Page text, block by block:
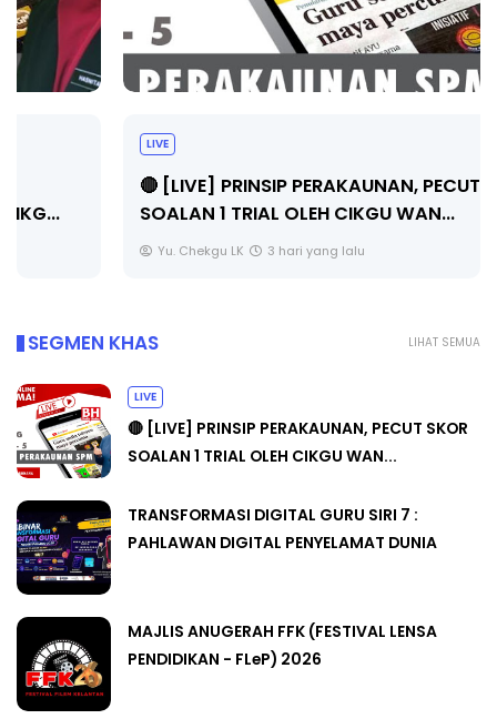
🔴 [LIVE] PRINSIP PERAKAUNAN, PECUT SKOR
SOALAN 1 TRIAL OLEH CIKGU WAN...
3 hari yang lalu
LIHAT SEMUA
SEGMEN KHAS
LIVE
🔴 [LIVE] PRINSIP PERAKAUNAN, PECUT SKOR
SOALAN 1 TRIAL OLEH CIKGU WAN...
TRANSFORMASI DIGITAL GURU SIRI 7 :
PAHLAWAN DIGITAL PENYELAMAT DUNIA
MAJLIS ANUGERAH FFK (FESTIVAL LENSA
PENDIDIKAN - FLeP) 2026